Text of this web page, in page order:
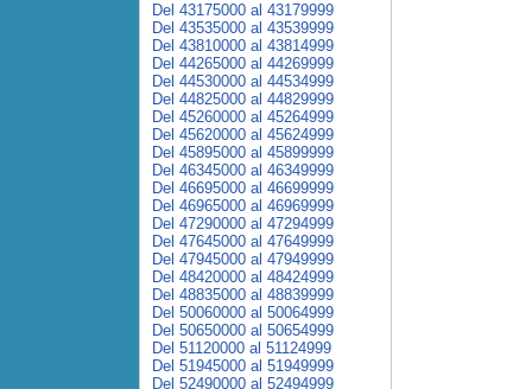
Del 43175000 al 43179999
Del 43535000 al 43539999
Del 43810000 al 43814999
Del 44265000 al 44269999
Del 44530000 al 44534999
Del 44825000 al 44829999
Del 45260000 al 45264999
Del 45620000 al 45624999
Del 45895000 al 45899999
Del 46345000 al 46349999
Del 46695000 al 46699999
Del 46965000 al 46969999
Del 47290000 al 47294999
Del 47645000 al 47649999
Del 47945000 al 47949999
Del 48420000 al 48424999
Del 48835000 al 48839999
Del 50060000 al 50064999
Del 50650000 al 50654999
Del 51120000 al 51124999
Del 51945000 al 51949999
Del 52490000 al 52494999